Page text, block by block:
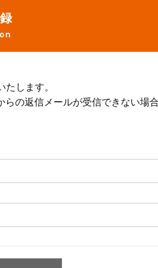
します。
の返信メールが受信できない場合